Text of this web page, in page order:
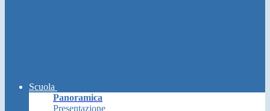
Scuola
Panoramica
Presentazione